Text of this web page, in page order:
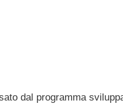
dal programma